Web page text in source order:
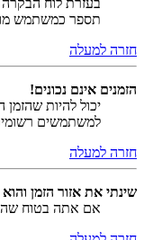
בעזרת לוח
תספר כמשתמש
חזרה למעלה
הזמנים אינם נכונים!
יכול להיות
למשתמשים
חזרה למעלה
שינתי את אזור הזמן
אם אתה בטוח